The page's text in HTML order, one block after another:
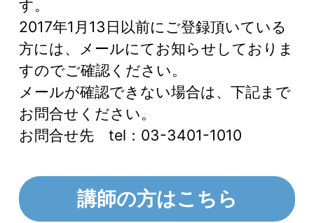
す。
2017年1月13日以前にご登録頂いている
方には、メールにてお知らせしておりま
すのでご確認ください。
メールが確認できない場合は、下記まで
お問合せください。
お問合せ先 tel：03-3401-1010
講師の方はこちら